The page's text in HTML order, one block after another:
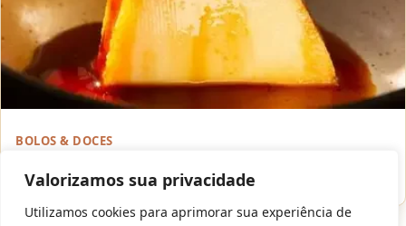
Valorizamos sua privacidade
Utilizamos cookies para aprimorar sua experiência de
BOLOS & DOCES
Irresistível